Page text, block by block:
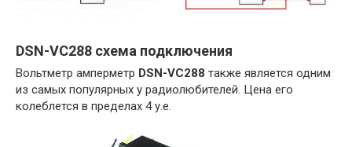
DSN-VC288 схема подключения
Вольтметр амперметр DSN-VC288 также является одним
из самых популярных у радиолюбителей. Цена его
колеблется в пределах 4 у.е.